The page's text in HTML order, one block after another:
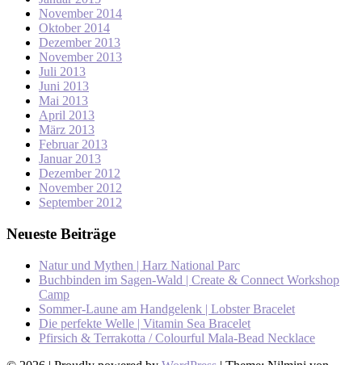
November 2014
Oktober 2014
Dezember 2013
November 2013
Juli 2013
Juni 2013
Mai 2013
April 2013
März 2013
Februar 2013
Januar 2013
Dezember 2012
November 2012
September 2012
Neueste Beiträge
Natur und Mythen | Harz National Parc
Buchbinden im Sagen-Wald | Create & Connect Workshop
Camp
Sommer-Laune am Handgelenk | Lobster Bracelet
Die perfekte Welle | Vitamin Sea Bracelet
Pfirsich & Terrakotta / Colourful Mala-Bead Necklace